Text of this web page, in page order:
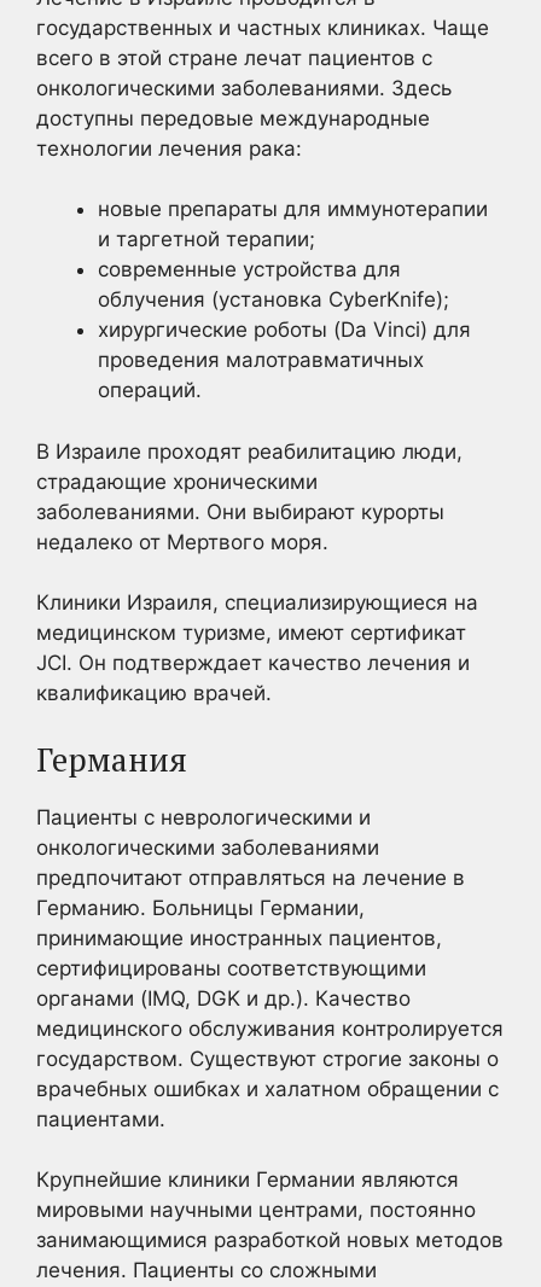
государственных и частных клиниках. Чаще
всего в этой стране лечат пациентов с
онкологическими заболеваниями. Здесь
доступны передовые международные
технологии лечения рака:
новые препараты для иммунотерапии
и таргетной терапии;
современные устройства для
облучения (установка CyberKnife);
хирургические роботы (Da Vinci) для
проведения малотравматичных
операций.
В Израиле проходят реабилитацию люди,
страдающие хроническими
заболеваниями. Они выбирают курорты
недалеко от Мертвого моря.
Клиники Израиля, специализирующиеся на
медицинском туризме, имеют сертификат
JCI. Он подтверждает качество лечения и
квалификацию врачей.
Германия
Пациенты с неврологическими и
онкологическими заболеваниями
предпочитают отправляться на лечение в
Германию. Больницы Германии,
принимающие иностранных пациентов,
сертифицированы соответствующими
органами (IMQ, DGK и др.). Качество
медицинского обслуживания контролируется
государством. Существуют строгие законы о
врачебных ошибках и халатном обращении с
пациентами.
Крупнейшие клиники Германии являются
мировыми научными центрами, постоянно
занимающимися разработкой новых методов
лечения. Пациенты со сложными